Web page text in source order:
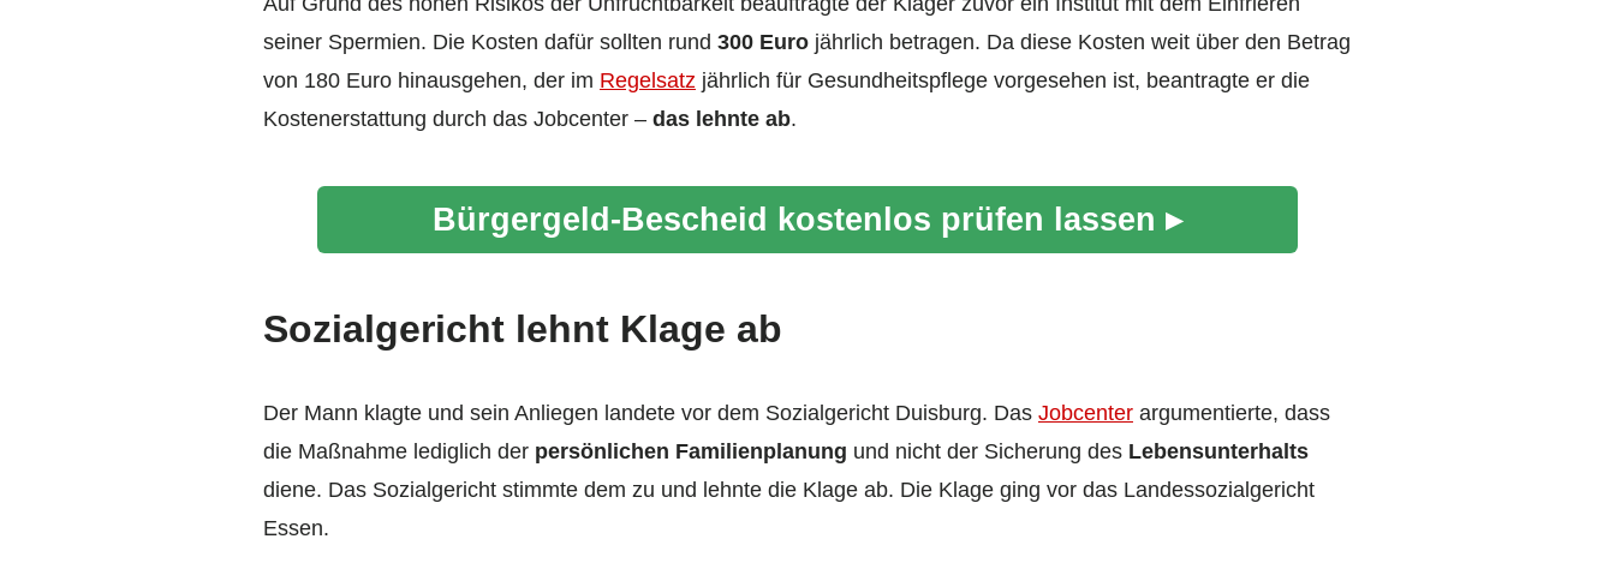
seiner Spermien. Die Kosten dafür sollten rund 300 Euro jährlich betragen. Da diese Kosten weit über den Betrag
von 180 Euro hinausgehen, der im Regelsatz jährlich für Gesundheitspflege vorgesehen ist, beantragte er die
Kostenerstattung durch das Jobcenter – das lehnte ab.
Bürgergeld-Bescheid kostenlos prüfen lassen ▸
Sozialgericht lehnt Klage ab
Der Mann klagte und sein Anliegen landete vor dem Sozialgericht Duisburg. Das Jobcenter argumentierte, dass
die Maßnahme lediglich der persönlichen Familienplanung und nicht der Sicherung des Lebensunterhalts
diene. Das Sozialgericht stimmte dem zu und lehnte die Klage ab. Die Klage ging vor das Landessozialgericht
Essen.